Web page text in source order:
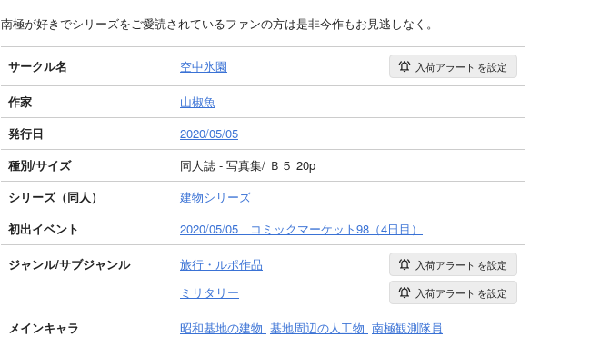
南極が好きでシリーズをご愛読されているファンの方は是非今作もお見逃しなく。
サークル名 空中氷園 入荷アラート を設定
作家
山椒魚
発行日
2020/05/05
種別/サイズ
同人誌 - 写真集/ Ｂ５ 20p
シリーズ（同人）
建物シリーズ
初出イベント
2020/05/05 コミックマーケット98（4日目）
ジャンル/サブジャンル 旅行・ルポ作品 入荷アラート を設定
ミリタリー 入荷アラート を設定
メインキャラ 昭和基地の建物 基地周辺の人工物 南極観測隊員